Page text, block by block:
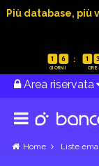
Più database, più
1 6 1 3
Area riservata
Home Liste